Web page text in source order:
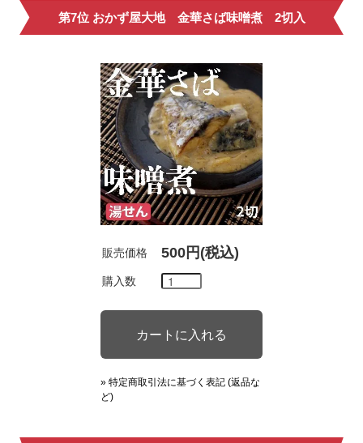
第7位 おかず屋大地 金華さば味噌煮 2切入
販売価格 500円(税込)
購入数
» 特定商取引法に基づく表記 (返品な
ど)